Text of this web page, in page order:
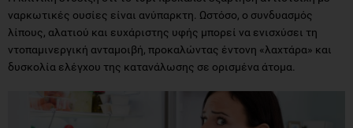
ναρκωτικές ουσίες είναι ανύπαρκτη. Ωστόσο, ο συνδυασμός
λίπους, αλατιού και ευχάριστης υφής μπορεί να ενισχύσει τη
ντοπαμινεργική ανταμοιβή, προκαλώντας έντονη «λαχτάρα» και
δυσκολία ελέγχου της κατανάλωσης σε ορισμένα άτομα.